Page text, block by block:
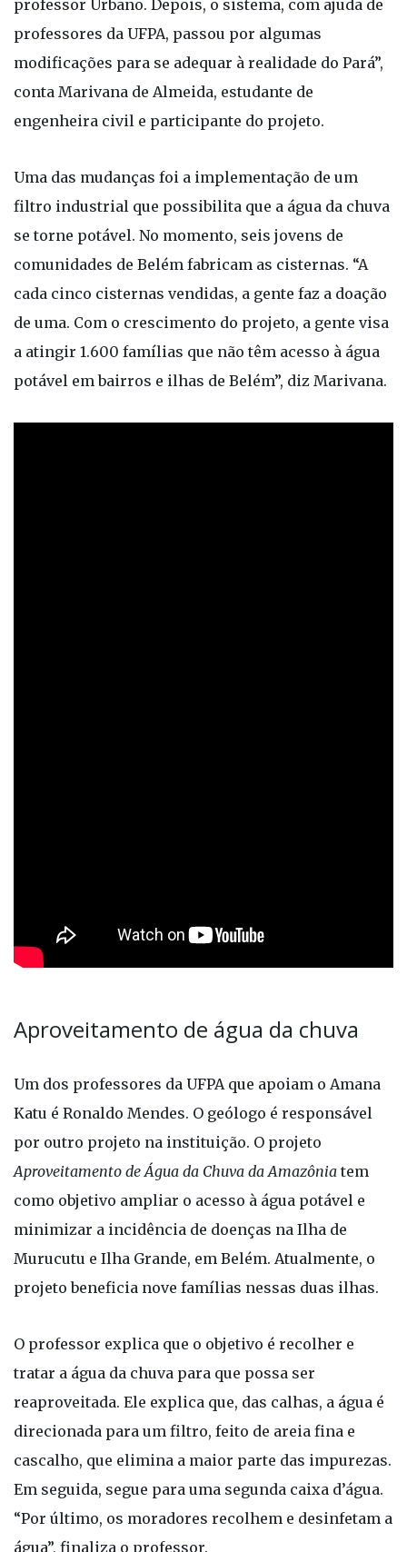
professor Urbano. Depois, o sistema, com ajuda de
professores da UFPA, passou por algumas
modificações para se adequar à realidade do Pará”,
conta Marivana de Almeida, estudante de
engenheira civil e participante do projeto.
Uma das mudanças foi a implementação de um
filtro industrial que possibilita que a água da chuva
se torne potável. No momento, seis jovens de
comunidades de Belém fabricam as cisternas. “A
cada cinco cisternas vendidas, a gente faz a doação
de uma. Com o crescimento do projeto, a gente visa
a atingir 1.600 famílias que não têm acesso à água
potável em bairros e ilhas de Belém”, diz Marivana.
Aproveitamento de água da chuva
Um dos professores da UFPA que apoiam o Amana
Katu é Ronaldo Mendes. O geólogo é responsável
por outro projeto na instituição. O projeto
Aproveitamento de Água da Chuva da Amazônia tem
como objetivo ampliar o acesso à água potável e
minimizar a incidência de doenças na Ilha de
Murucutu e Ilha Grande, em Belém. Atualmente, o
projeto beneficia nove famílias nessas duas ilhas.
O professor explica que o objetivo é recolher e
tratar a água da chuva para que possa ser
reaproveitada. Ele explica que, das calhas, a água é
direcionada para um filtro, feito de areia fina e
cascalho, que elimina a maior parte das impurezas.
Em seguida, segue para uma segunda caixa d’água.
“Por último, os moradores recolhem e desinfetam a
água”, finaliza o professor.